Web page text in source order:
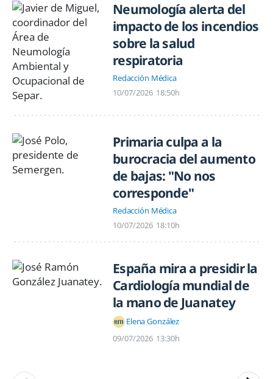
Neumología alerta del
impacto de los incendios
sobre la salud
respiratoria
Redacción Médica
10/07/2026 18:50h
Primaria culpa a la
burocracia del aumento
de bajas: "No nos
corresponde"
Redacción Médica
10/07/2026 18:10h
España mira a presidir la
Cardiología mundial de
la mano de Juanatey
Elena González
09/07/2026 13:30h